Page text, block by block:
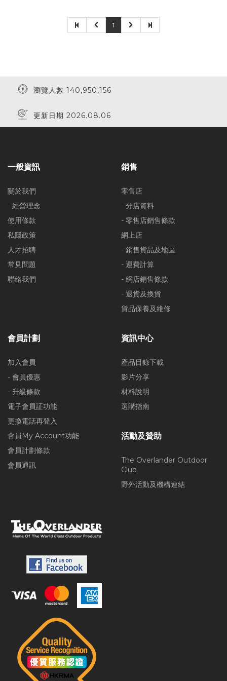
1
瀏覽人數 140,950,156
更新日期 2026.08.06
一般資訊
關於我們
- 經營理念
使用條款
私隱政策
人才招聘
常見問題
聯絡我們
銷售
零售店
- 分店資料
- 零售店銷售條款
網上店
- 銷售貨品及地區
- 運費計算
- 網店銷售條款
- 退貨及換貨
貨品保養及維修
會員計劃
加入會員
- 會員優惠
- 升級條款
電子會員証功能
更換電話再登入
會員My Account功能
會員計劃條款
會員通訊
資訊中心
產品目錄下載
影片分享
材料說明
選購指南
活動及贊助
The Overlander Outdoor
Club
野外活動及機構連結